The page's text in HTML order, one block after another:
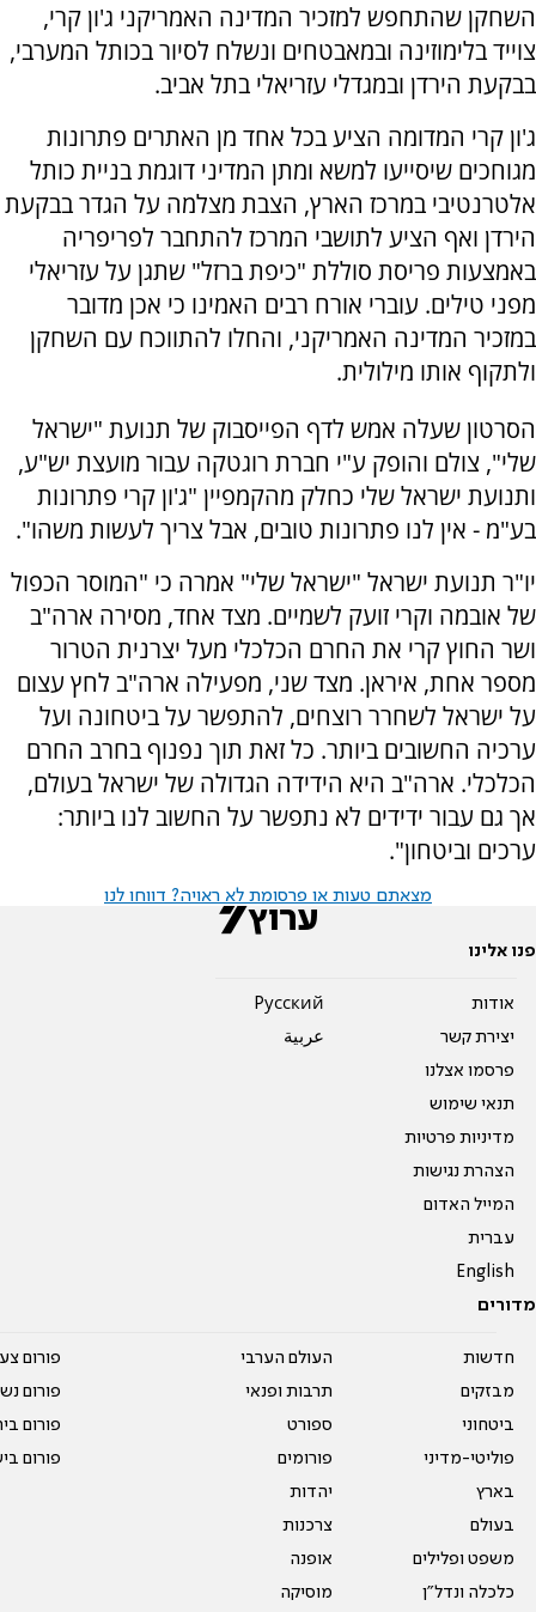
השחקן שהתחפש למזכיר המדינה האמריקני ג'ון קרי,
צוייד בלימוזינה ובמאבטחים ונשלח לסיור בכותל המערבי,
בבקעת הירדן ובמגדלי עזריאלי בתל אביב.
ג'ון קרי המדומה הציע בכל אחד מן האתרים פתרונות
מגוחכים שיסייעו למשא ומתן המדיני דוגמת בניית כותל
אלטרנטיבי במרכז הארץ, הצבת מצלמה על הגדר בבקעת
הירדן ואף הציע לתושבי המרכז להתחבר לפריפריה
באמצעות פריסת סוללת "כיפת ברזל" שתגן על עזריאלי
מפני טילים. עוברי אורח רבים האמינו כי אכן מדובר
במזכיר המדינה האמריקני, והחלו להתווכח עם השחקן
ולתקוף אותו מילולית.
הסרטון שעלה אמש לדף הפייסבוק של תנועת "ישראל
שלי", צולם והופק ע"י חברת רוגטקה עבור מועצת יש"ע,
ותנועת ישראל שלי כחלק מהקמפיין "ג'ון קרי פתרונות
בע"מ - אין לנו פתרונות טובים, אבל צריך לעשות משהו".
יו"ר תנועת ישראל "ישראל שלי" אמרה כי "המוסר הכפול
של אובמה וקרי זועק לשמיים. מצד אחד, מסירה ארה"ב
ושר החוץ קרי את החרם הכלכלי מעל יצרנית הטרור
מספר אחת, איראן. מצד שני, מפעילה ארה"ב לחץ עצום
על ישראל לשחרר רוצחים, להתפשר על ביטחונה ועל
ערכיה החשובים ביותר. כל זאת תוך נפנוף בחרב החרם
הכלכלי. ארה"ב היא הידידה הגדולה של ישראל בעולם,
אך גם עבור ידידים לא נתפשר על החשוב לנו ביותר:
ערכים וביטחון".
מצאתם טעות או פרסומת לא ראויה? דווחו לנו
פנו אלינו
אודות
יצירת קשר
פרסמו אצלנו
תנאי שימוש
מדיניות פרטיות
הצהרת נגישות
המייל האדום
עברית
English
Pусский
عربية
מדורים
חדשות
מבזקים
ביטחוני
פוליטי-מדיני
בארץ
בעולם
משפט ופלילים
כלכלה ונדל"ן
העולם הערבי
תרבות ופנאי
ספורט
פורומים
יהדות
צרכנות
אופנה
מוסיקה
פורום
פורום
פורום
פורום